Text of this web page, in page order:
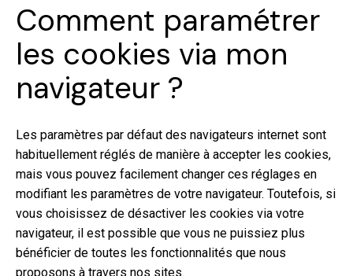
Comment paramétrer
les cookies via mon
navigateur ?
Les paramètres par défaut des navigateurs internet sont
habituellement réglés de manière à accepter les cookies,
mais vous pouvez facilement changer ces réglages en
modifiant les paramètres de votre navigateur. Toutefois, si
vous choisissez de désactiver les cookies via votre
navigateur, il est possible que vous ne puissiez plus
bénéficier de toutes les fonctionnalités que nous
proposons à travers nos sites.